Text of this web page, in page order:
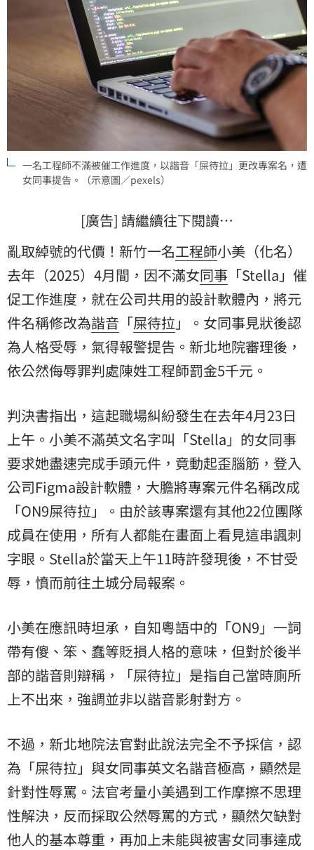
一名工程師不滿被催工作進度，以諧音「屎待拉」更改專案名，遭
女同事提告。（示意圖／pexels）
[廣告] 請繼續往下閱讀…
亂取綽號的代價！新竹一名工程師小美（化名）
去年（2025）4月間，因不滿女同事 「Stella」催
促工作進度，就在公司共用的設計軟體內，將元
件名稱修改為諧音 「屎待拉 」。女同事見狀後認
為人格受辱，氣得報警提告。新北地院審理後，
依公然侮辱罪判處陳姓工程師罰金5千元。
判決書指出，這起職場糾紛發生在去年4月23日
上午。小美不滿英文名字叫「Stella」的女同事
要求她盡速完成手頭元件，竟動起歪腦筋，登入
公司Figma設計軟體，大膽將專案元件名稱改成
「ON9屎待拉」。由於該專案還有其他22位團隊
成員在使用，所有人都能在畫面上看見這串諷刺
字眼。Stella於當天上午11時許發現後，不甘受
辱，憤而前往土城分局報案。
小美在應訊時坦承，自知粵語中的「ON9」一詞
帶有傻、笨、蠢等貶損人格的意味，但對於後半
部的諧音則辯稱，「屎待拉」是指自己當時廁所
上不出來，強調並非以諧音影射對方。
不過，新北地院法官對此說法完全不予採信，認
為「屎待拉」與女同事英文名諧音極高，顯然是
針對性辱罵。法官考量小美遇到工作摩擦不思理
性解決，反而採取公然辱罵的方式，顯然欠缺對
他人的基本尊重，再加上未能與被害女同事達成